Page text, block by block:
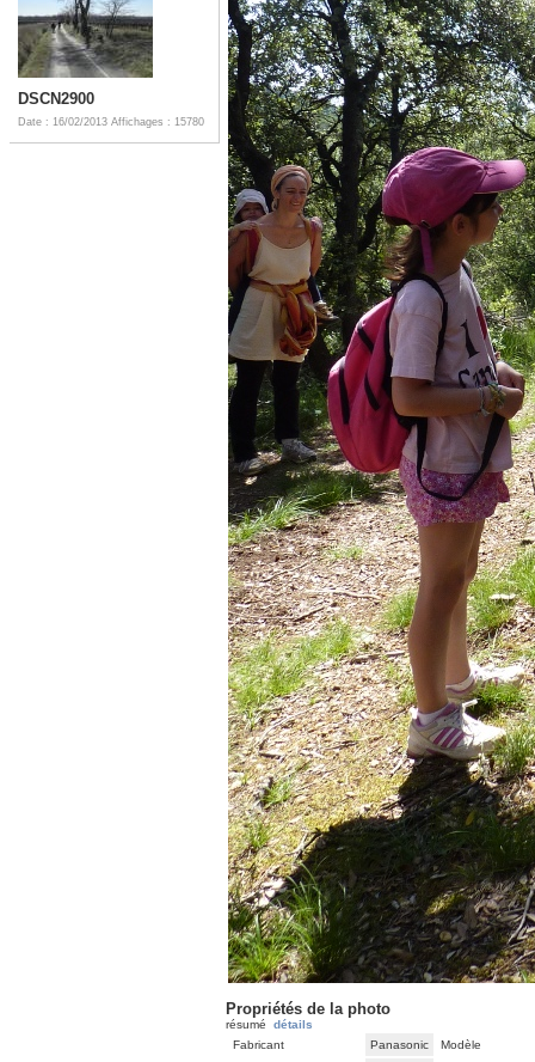
DSCN2900
Date : 16/02/2013 Affichages : 15780
Propriétés de la photo
résumé détails
Fabricant
Panasonic
Modèle